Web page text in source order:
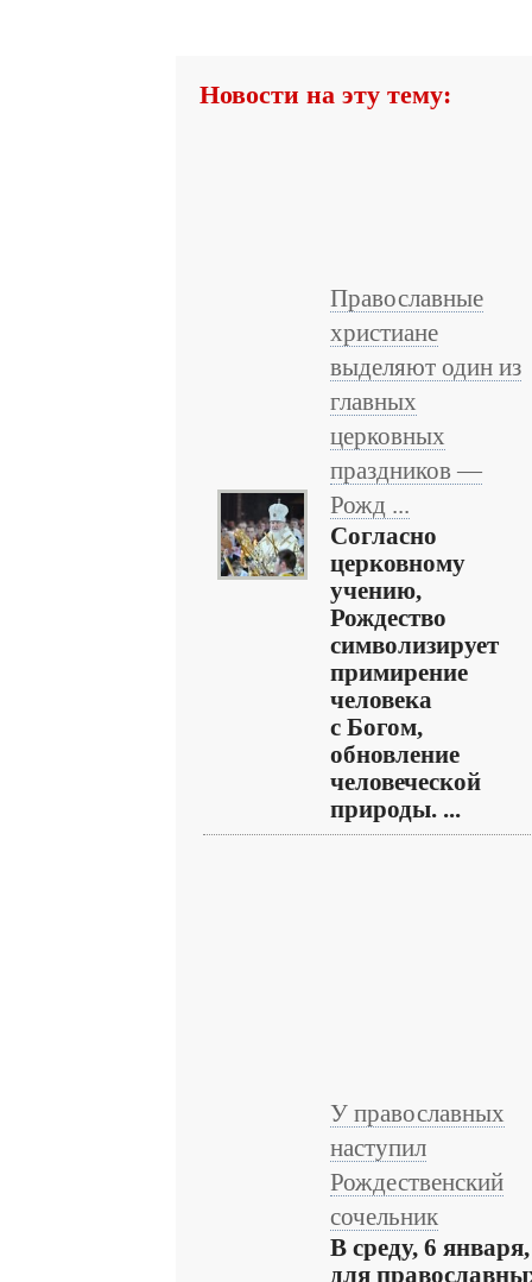
Новости на эту тему:
Православные
христиане
выделяют один из
главных
церковных
праздников —
Рожд ...
Согласно
церковному
учению,
Рождество
символизирует
примирение
человека
с Богом,
обновление
человеческой
природы. ...
У православных
наступил
Рождественский
сочельник
В среду, 6 января,
для